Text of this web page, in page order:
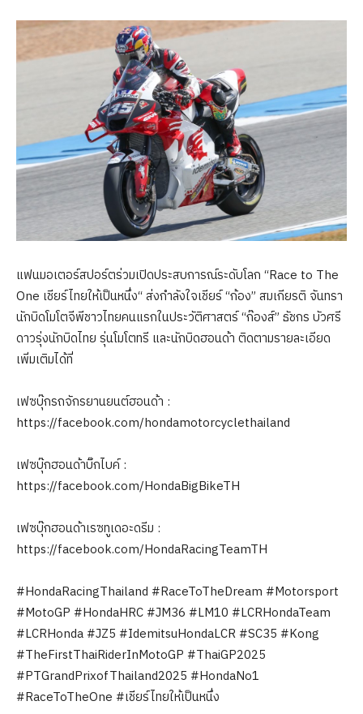
แฟนมอเตอร์สปอร์ตร่วมเปิดประสบการณ์ระดับโลก “Race to The
One เชียร์ไทยให้เป็นหนึ่ง“ ส่งกำลังใจเชียร์ “ก้อง” สมเกียรติ จันทรา
นักบิดโมโตจีพีชาวไทยคนแรกในประวัติศาสตร์ “ก๊องส์” ธัชกร บัวศรี
ดาวรุ่งนักบิดไทย รุ่นโมโตทรี และนักบิดฮอนด้า ติดตามรายละเอียด
เพิ่มเติมได้ที่
เฟซบุ๊กรถจักรยานยนต์ฮอนด้า :
https://facebook.com/hondamotorcyclethailand
เฟซบุ๊กฮอนด้าบิ๊กไบค์ :
https://facebook.com/HondaBigBikeTH
เฟซบุ๊กฮอนด้าเรซทูเดอะดรีม :
https://facebook.com/HondaRacingTeamTH
#HondaRacingThailand #RaceToTheDream #Motorsport
#MotoGP #HondaHRC #JM36 #LM10 #LCRHondaTeam
#LCRHonda #JZ5 #IdemitsuHondaLCR #SC35 #Kong
#TheFirstThaiRiderInMotoGP #ThaiGP2025
#PTGrandPrixofThailand2025 #HondaNo1
#RaceToTheOne #เชียร์ไทยให้เป็นหนึ่ง